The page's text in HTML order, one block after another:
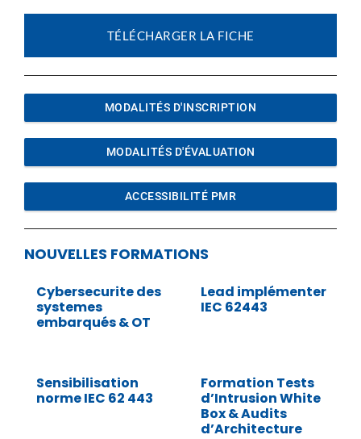
TÉLÉCHARGER LA FICHE
MODALITÉS D'INSCRIPTION
MODALITÉS D'ÉVALUATION
ACCESSIBILITÉ PMR
NOUVELLES FORMATIONS
Cybersecurite des
systemes
embarqués & OT
Lead implémenter
IEC 62443
Sensibilisation
norme IEC 62 443
Formation Tests
d’Intrusion White
Box & Audits
d’Architecture